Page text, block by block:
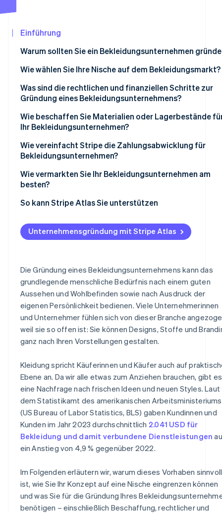
CO₂-Entnahme
Identity
Online-Identitätsprüfung
Stripe-Sessions 2026
Erfahren Sie, wie Stripe Lösungen für die
Jetzt ansehen
Einführung
Warum sollten Sie ein Bekleidungsunternehmen
Wie wählen Sie Ihre Nische auf dem Bekleidungsmarkt?
Wen wollen Sie erreichen?
Was zeichnet Ihre Artikel aus?
Welche Kanäle sind sinnvoll?
Wie stellen Sie sich die Preisgestaltung vor?
Was ist Ihre Leidenschaft?
Was sind die rechtlichen und finanziellen Schritte zur
Gründung eines Bekleidungsunternehmens?
Unternehmensregistrierung
Markenrechtliche Kennzeichnung von Designs
Genehmigungen und Lizenzen
Organisation der Finanzen
Wie beschaffen Sie Materialien oder Lagerbestände
Ihr Bekleidungsunternehmen?
Lokale Hersteller
Großhandelslieferanten
Dropshipping
Wie vereinfacht Stripe die Zahlungsabwicklung für
Bekleidungsunternehmen?
Wie vermarkten Sie Ihr Bekleidungsunternehmen am
besten?
Influencer-Kooperationen
E-Mail-Kampagnen
Mund-zu-Mund-Propaganda und
So kann Stripe Atlas Sie unterstützen
Zahlungen und Bankgeschäfte vor Erhalt der EIN-
Gründungsaktien ohne Einsatz eigener Mittel erwerben
Automatische Einreichung des 83(b)-Steuerformulars
Hochwertige rechtliche Unternehmensdokumente
Ein Jahr Stripe Payments kostenlos, plus
Partnergutschriften und Rabatte im Wert von 50.000
Unternehmensgründung mit Stripe Atlas
Die Gründung eines Bekleidungsunternehmens kann das
grundlegende menschliche Bedürfnis nach einem guten
Aussehen und Wohlbefinden sowie nach Ausdruck der
eigenen Persönlichkeit bedienen. Viele Unternehmerinnen
und Unternehmer fühlen sich von dieser Branche
weil sie so offen ist: Sie können Designs, Stoffe und
ganz nach Ihren Vorstellungen gestalten.
Kleidung spricht Käuferinnen und Käufer auch auf
Ebene an. Da wir alle etwas zum Anziehen brauchen, gibt es
eine Nachfrage nach frischen Ideen und neuen Styles. Laut
dem Statistikamt des amerikanischen Arbeitsministeriums
(US Bureau of Labor Statistics, BLS) gaben Kundinnen und
Kunden im Jahr 2023 durchschnittlich 2.041 USD für
Bekleidung und damit verbundene Dienstleistungen
ein Anstieg von 4,9 % gegenüber 2022.
Im Folgenden erläutern wir, warum dieses Vorhaben sinnvoll
ist, wie Sie Ihr Konzept auf eine Nische eingrenzen können
und was Sie für die Gründung Ihres
benötigen – einschließlich Beschaffung, rechtlicher und